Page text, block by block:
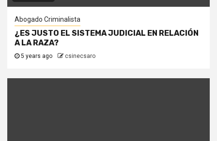
Abogado Criminalista
¿ES JUSTO EL SISTEMA JUDICIAL EN RELACIÓN
A LA RAZA?
5 years ago csinecsaro